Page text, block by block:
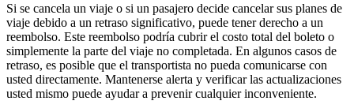
Si se cancela un viaje o si un pasajero decide cancelar sus planes de
viaje debido a un retraso significativo, puede tener derecho a un
reembolso. Este reembolso podría cubrir el costo total del boleto o
simplemente la parte del viaje no completada. En algunos casos de
retraso, es posible que el transportista no pueda comunicarse con
usted directamente. Mantenerse alerta y verificar las actualizaciones
usted mismo puede ayudar a prevenir cualquier inconveniente.